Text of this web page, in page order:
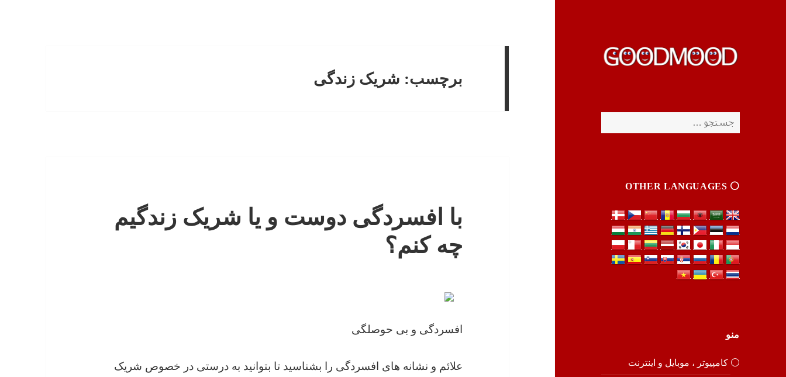
برای:
⚪️ OTHER LANGUAGES
منو
⚪️ کامپیوتر ، موبایل و اینترنت
برچسب: شریک زندگی
با افسردگی دوست و یا شریک زندگیم
چه کنم؟
افسردگی و بی حوصلگی
علائم و نشانه های افسردگی را بشناسید تا بتوانید به درستی در خصوص شریک